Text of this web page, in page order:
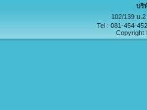
บริ
102/139 ม
Tel : 081-454-
Copyright